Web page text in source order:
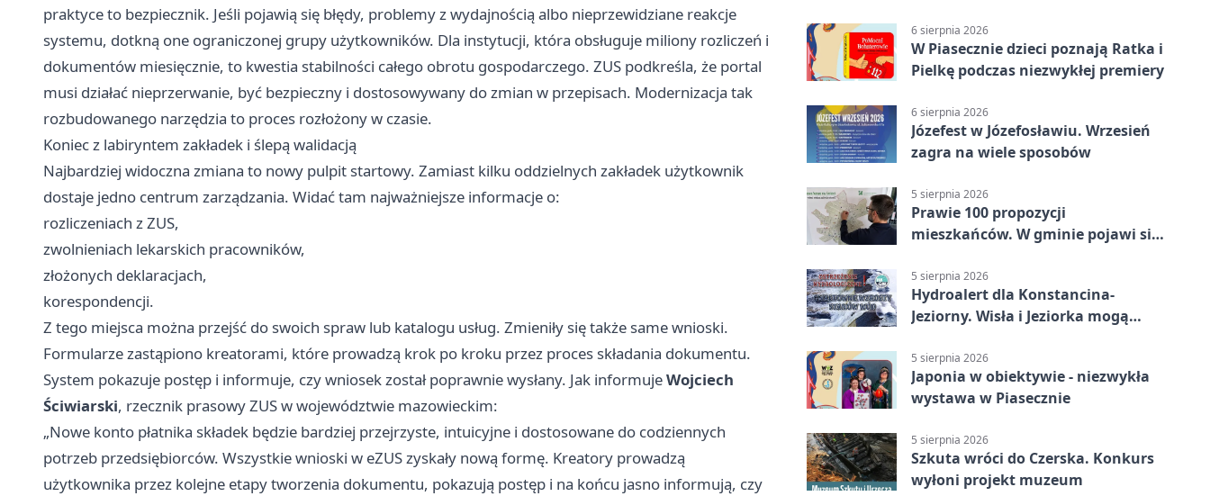
praktyce to bezpiecznik. Jeśli pojawią się błędy, problemy z wydajnością albo nieprzewidziane reakcje
systemu, dotkną one ograniczonej grupy użytkowników. Dla instytucji, która obsługuje miliony rozliczeń i
dokumentów miesięcznie, to kwestia stabilności całego obrotu gospodarczego. ZUS podkreśla, że portal
musi działać nieprzerwanie, być bezpieczny i dostosowywany do zmian w przepisach. Modernizacja tak
rozbudowanego narzędzia to proces rozłożony w czasie.
Koniec z labiryntem zakładek i ślepą walidacją
Najbardziej widoczna zmiana to nowy pulpit startowy. Zamiast kilku oddzielnych zakładek użytkownik
dostaje jedno centrum zarządzania. Widać tam najważniejsze informacje o:
rozliczeniach z ZUS,
zwolnieniach lekarskich pracowników,
złożonych deklaracjach,
korespondencji.
Z tego miejsca można przejść do swoich spraw lub katalogu usług. Zmieniły się także same wnioski.
Formularze zastąpiono kreatorami, które prowadzą krok po kroku przez proces składania dokumentu.
System pokazuje postęp i informuje, czy wniosek został poprawnie wysłany. Jak informujeWojciech
Ściwiarski, rzecznik prasowy ZUS w województwie mazowieckim:
„Nowe konto płatnika składek będzie bardziej przejrzyste, intuicyjne i dostosowane do codziennych
potrzeb przedsiębiorców. Wszystkie wnioski w eZUS zyskały nową formę. Kreatory prowadzą
użytkownika przez kolejne etapy tworzenia dokumentu, pokazują postęp i na końcu jasno informują, czy
6 sierpnia 2026
W Piasecznie dzieci poznają Ratka i
Pielkę podczas niezwykłej premiery
6 sierpnia 2026
Józefest w Józefosławiu. Wrzesień
zagra na wiele sposobów
5 sierpnia 2026
Prawie 100 propozycji
mieszkańców. W gminie pojawi się
5 sierpnia 2026
Hydroalert dla Konstancina-
Jeziorny. Wisła i Jeziorka mogą
5 sierpnia 2026
Japonia w obiektywie - niezwykła
wystawa w Piasecznie
5 sierpnia 2026
Szkuta wróci do Czerska. Konkurs
wyłoni projekt muzeum